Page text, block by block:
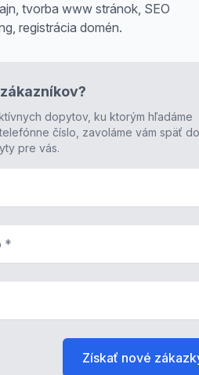
tvorba www stránok, SEO
registrácia domén.
dopytov, ku ktorým hľadáme
číslo, zavoláme vám späť
pre vás.
Získať nové